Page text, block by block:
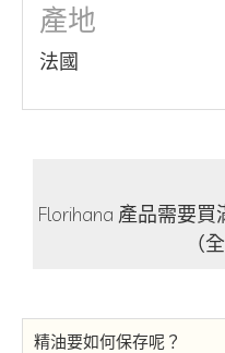
精油要如何保存呢？
Florihana 產品需要
（
產地
法國